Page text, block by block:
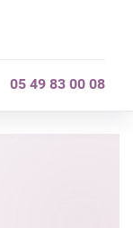
49 83 00 08